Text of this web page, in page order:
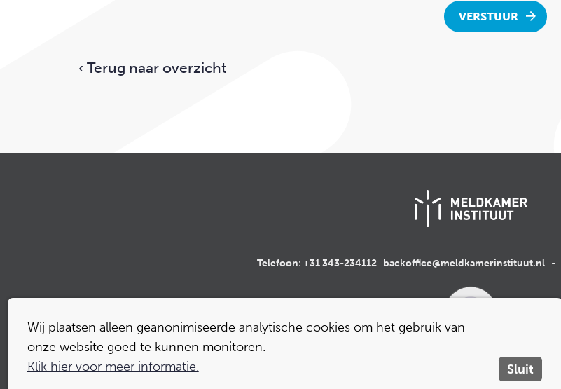
VERSTUUR
‹ Terug naar overzicht
Telefoon: +31 343-234112 backoffice@meldkamerinstituut.nl -
Klachtenregeling © 2026
Wij plaatsen alleen geanonimiseerde analytische cookies om het gebruik van
onze website goed te kunnen monitoren.
Klik hier voor meer informatie.
Sluit